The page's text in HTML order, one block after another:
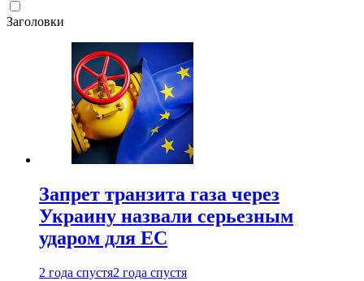
Заголовки
Запрет транзита газа через
Украину назвали серьезным
ударом для ЕС
2 года спустя2 года спустя